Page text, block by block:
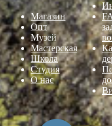
Магазин
Опт
Музей
Мастерская
Школа
Студия
О нас